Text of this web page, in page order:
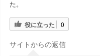
た。
役に立った 0
サイトからの返信